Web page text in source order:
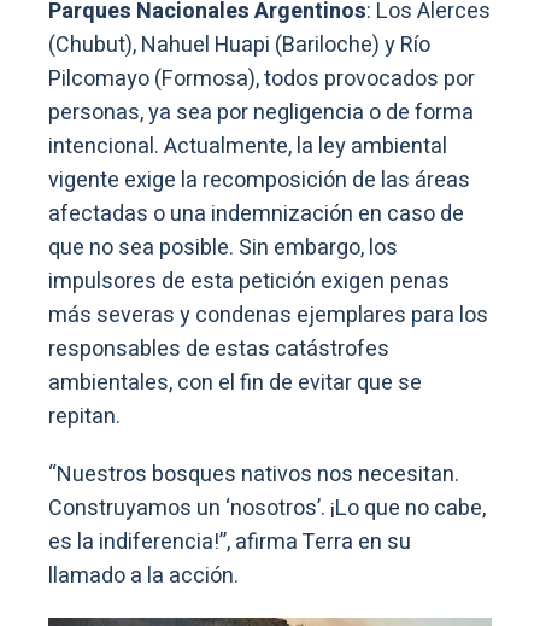
Parques Nacionales Argentinos: Los Alerces
(Chubut), Nahuel Huapi (Bariloche) y Río
Pilcomayo (Formosa), todos provocados por
personas, ya sea por negligencia o de forma
intencional. Actualmente, la ley ambiental
vigente exige la recomposición de las áreas
afectadas o una indemnización en caso de
que no sea posible. Sin embargo, los
impulsores de esta petición exigen penas
más severas y condenas ejemplares para los
responsables de estas catástrofes
ambientales, con el fin de evitar que se
repitan.
“Nuestros bosques nativos nos necesitan.
Construyamos un ‘nosotros’. ¡Lo que no cabe,
es la indiferencia!”, afirma Terra en su
llamado a la acción.